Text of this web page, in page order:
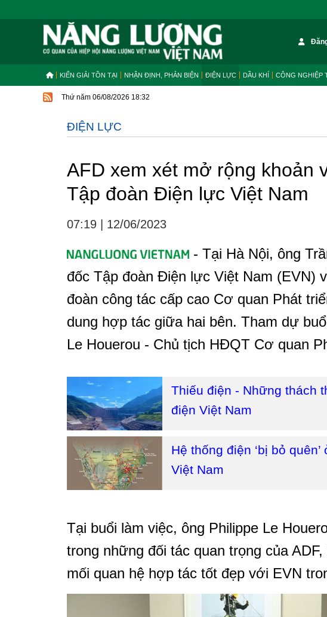
KIẾN GIẢI TỒN TẠI NHẬN ĐỊNH, PHẢN BIỆN ĐIỆN LỰC DẦU KHÍ CÔNG NGHIỆP
Thứ năm 06/08/2026 18:32
ĐIỆN LỰC
AFD xem xét mở rộng khoản
Tập đoàn Điện lực Việt Nam
07:19 12/06/2023
- Tại Hà Nội, ông
đốc Tập đoàn Điện lực Việt Nam (EVN)
đoàn công tác cấp cao Cơ quan Phát
dung hợp tác giữa hai bên. Tham dự
Le Houerou - Chủ tịch HĐQT Cơ quan
Thiếu điện - Những thách
điện Việt Nam
Hệ thống điện ‘bị bỏ
Việt Nam
Tại buổi làm việc, ông Philippe Le
trong những đối tác quan trọng của
mối quan hệ hợp tác tốt đẹp với EVN